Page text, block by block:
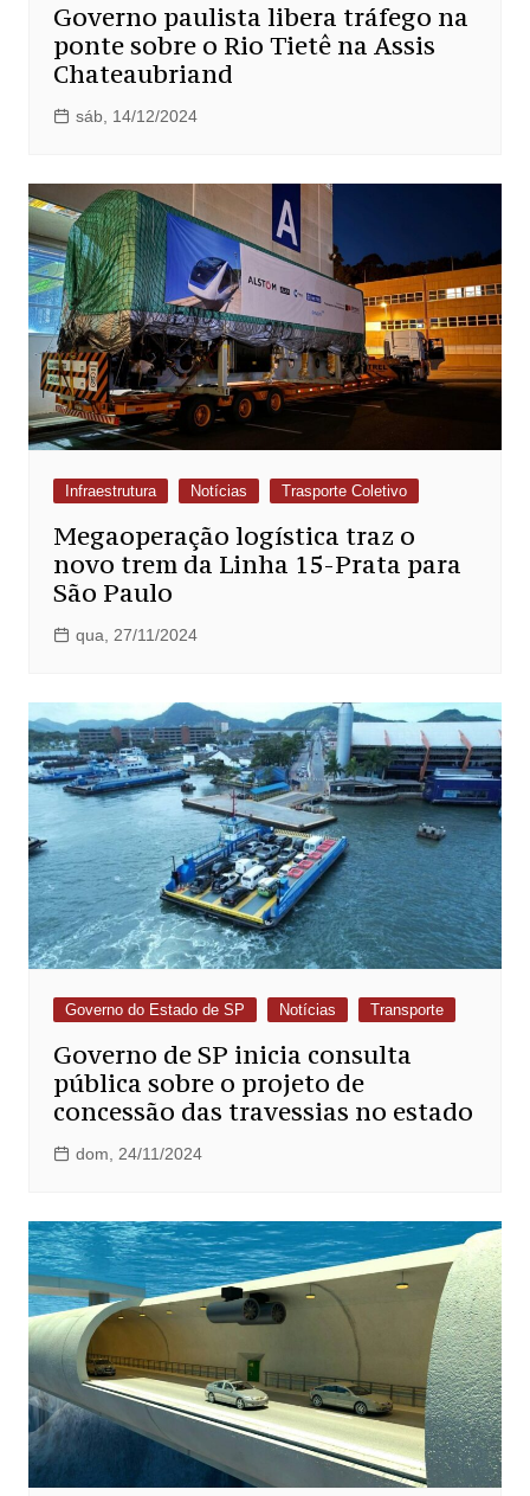
Governo paulista libera tráfego na
ponte sobre o Rio Tietê na Assis
Chateaubriand
sáb, 14/12/2024
Infraestrutura Notícias Trasporte Coletivo
Megaoperação logística traz o
novo trem da Linha 15-Prata para
São Paulo
qua, 27/11/2024
Governo do Estado de SP Notícias Transporte
Governo de SP inicia consulta
pública sobre o projeto de
concessão das travessias no estado
dom, 24/11/2024